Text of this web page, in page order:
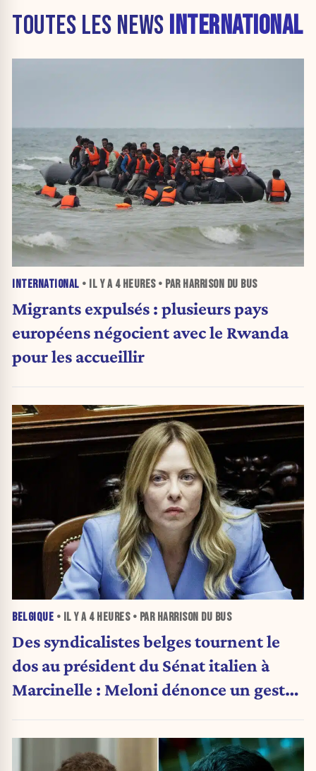
TOUTES LES NEWS INTERNATIONAL
INTERNATIONAL • IL Y A 4 HEURES• PAR HARRISON DU BUS
Migrants expulsés : plusieurs pays
européens négocient avec le Rwanda
pour les accueillir
BELGIQUE • IL Y A 4 HEURES• PAR HARRISON DU BUS
Des syndicalistes belges tournent le
dos au président du Sénat italien à
Marcinelle : Meloni dénonce un geste